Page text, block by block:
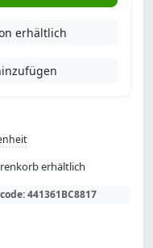
erhältlich
441361BC8817
erhältlich